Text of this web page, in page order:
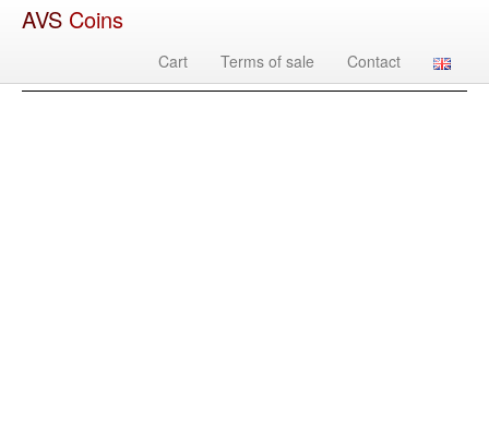
AVS Coins
Cart Terms of sale Contact
Country Denomination Year